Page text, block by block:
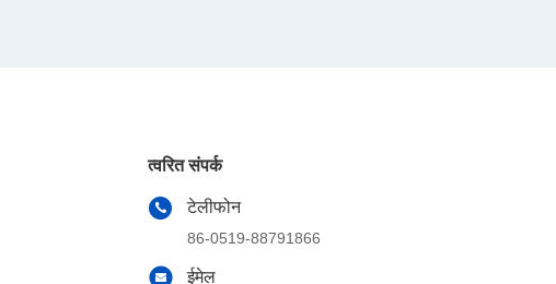
त्वरित संपर्क
टेलीफोन
86-0519-88791866
ईमेल